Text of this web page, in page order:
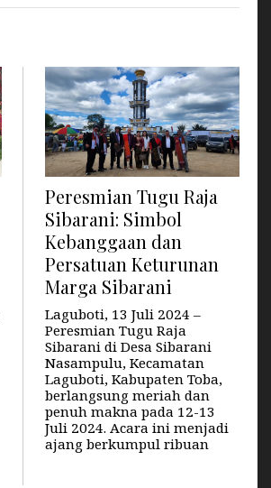
Peresmian Tugu Raja
Sibarani: Simbol
Kebanggaan dan
Persatuan Keturunan
Marga Sibarani
Laguboti, 13 Juli 2024 –
Peresmian Tugu Raja
Sibarani di Desa Sibarani
Nasampulu, Kecamatan
Laguboti, Kabupaten Toba,
berlangsung meriah dan
penuh makna pada 12-13
Juli 2024. Acara ini menjadi
ajang berkumpul ribuan